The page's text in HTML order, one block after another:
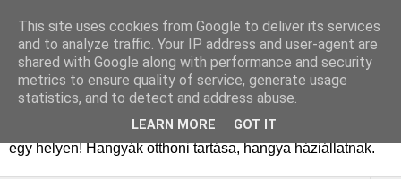
Hangyafarm
Hangyatartás gyakorlati tapasztalatok, hangyafarm
alapítástól a kifejlett kolóniákig. Tanácsok, megfigyelések,
kolóniatörténetek, fajismertetők. A hangyászásról minden
egy helyen! Hangyák otthoni tartása, hangya háziállatnak.
This site uses cookies from Google to deliver its services
and to analyze traffic. Your IP address and user-agent are
shared with Google along with performance and security
metrics to ensure quality of service, generate usage
statistics, and to detect and address abuse.
LEARN MORE GOT IT